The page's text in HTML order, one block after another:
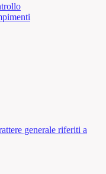
generale riferiti a